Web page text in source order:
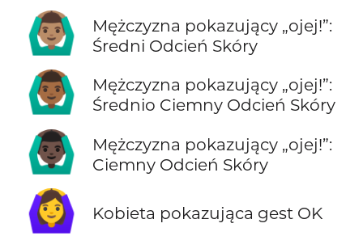
🙆🏽‍♂️
Mężczyzna pokazujący „ojej!”:
Średni Odcień Skóry
🙆🏾‍♂️
Mężczyzna pokazujący „ojej!”:
Średnio Ciemny Odcień Skóry
🙆🏿‍♂️
Mężczyzna pokazujący „ojej!”:
Ciemny Odcień Skóry
🙆‍♀️ Kobieta pokazująca gest OK